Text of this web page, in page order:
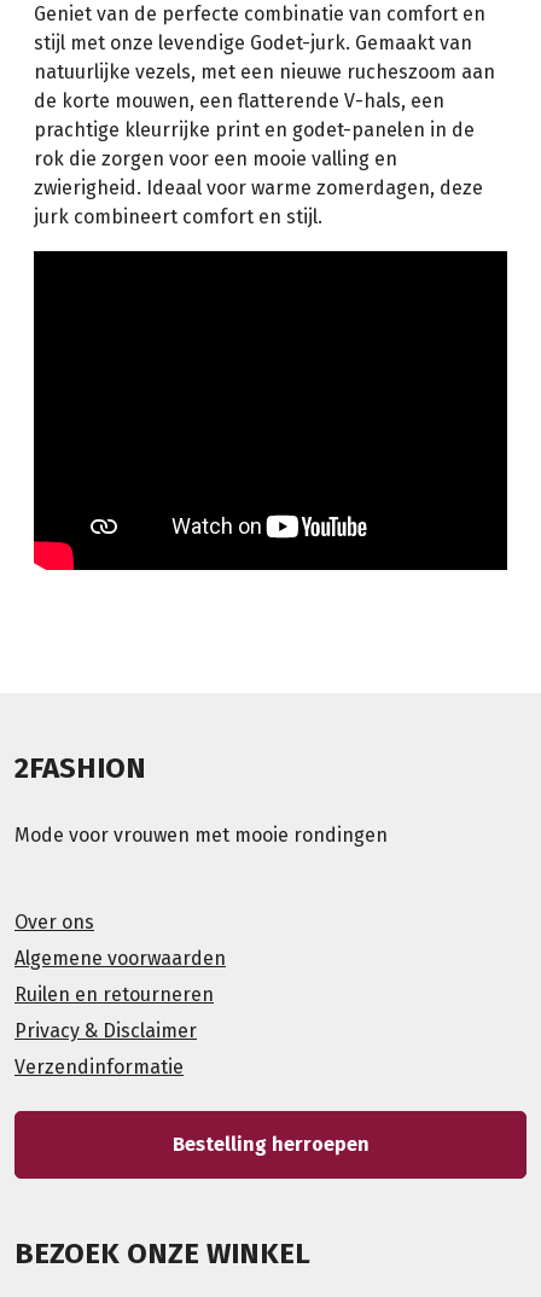
Geniet van de perfecte combinatie van comfort en
stijl met onze levendige Godet-jurk. Gemaakt van
natuurlijke vezels, met een nieuwe rucheszoom aan
de korte mouwen, een flatterende V-hals, een
prachtige kleurrijke print en godet-panelen in de
rok die zorgen voor een mooie valling en
zwierigheid. Ideaal voor warme zomerdagen, deze
jurk combineert comfort en stijl.
2FASHION
Mode voor vrouwen met mooie rondingen
Over ons
Algemene voorwaarden
Ruilen en retourneren
Privacy & Disclaimer
Verzendinformatie
Bestelling herroepen
BEZOEK ONZE WINKEL